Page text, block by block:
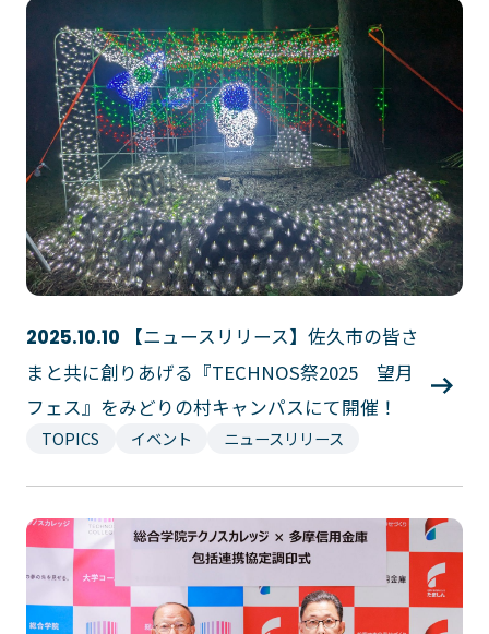
2025.10.10
【ニュースリリース】佐久市の皆さ
まと共に創りあげる『TECHNOS祭2025 望月
フェス』をみどりの村キャンパスにて開催！
TOPICS イベント ニュースリリース